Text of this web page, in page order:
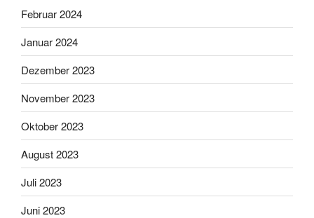
Februar 2024
Januar 2024
Dezember 2023
November 2023
Oktober 2023
August 2023
Juli 2023
Juni 2023